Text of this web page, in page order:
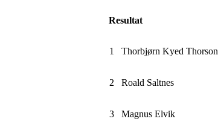
Resultat
1 Thorbjørn Kyed Thorson
2 Roald Saltnes
3 Magnus Elvik